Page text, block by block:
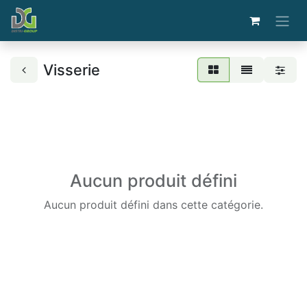
Visserie
Aucun produit défini
Aucun produit défini dans cette catégorie.